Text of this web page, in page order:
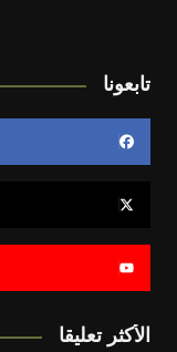
تابعونا
الأكثر تعليقا